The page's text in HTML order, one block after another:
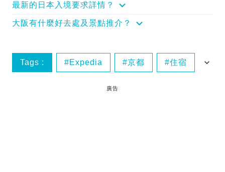
最新的日本入境要求詳情？
大阪有什麼好去處及景點推介？
Tags : Expedia 京都 住宿
廣告